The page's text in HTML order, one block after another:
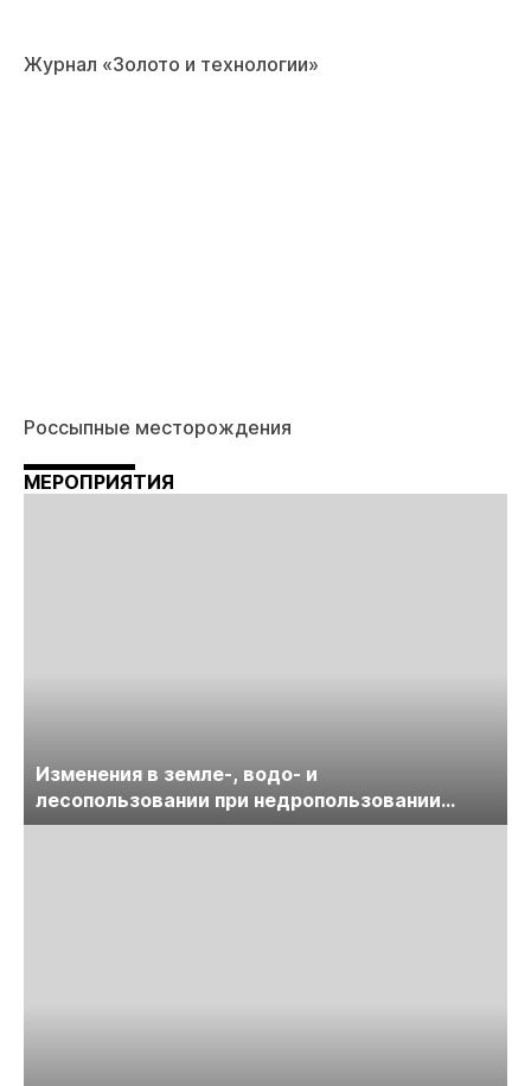
Журнал «Золото и технологии»
Россыпные месторождения
МЕРОПРИЯТИЯ
Изменения в земле-, водо- и
лесопользовании при недропользовании
обсудят на семинаре «ПравоТЭК»